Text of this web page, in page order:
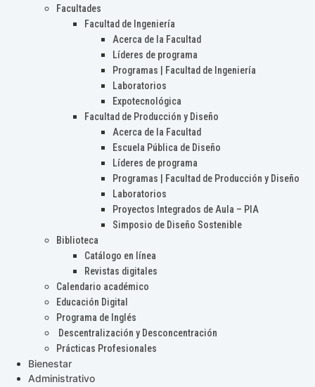
Facultades
Facultad de Ingeniería
Acerca de la Facultad
Líderes de programa
Programas | Facultad de Ingeniería
Laboratorios
Expotecnológica
Facultad de Producción y Diseño
Acerca de la Facultad
Escuela Pública de Diseño
Líderes de programa
Programas | Facultad de Producción y Diseño
Laboratorios
Proyectos Integrados de Aula – PIA
Simposio de Diseño Sostenible
Biblioteca
Catálogo en línea
Revistas digitales
Calendario académico
Educación Digital
Programa de Inglés
Descentralización y Desconcentración
Prácticas Profesionales
Bienestar
Administrativo